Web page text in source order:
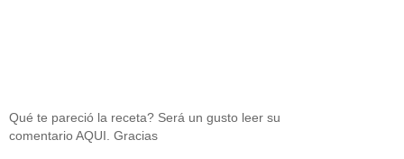
Qué te pareció la receta? Será un gusto leer su
comentario AQUI. Gracias